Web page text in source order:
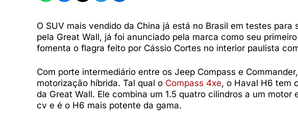
O SUV mais vendido da China já está no Brasil em testes
pela Great Wall, já foi anunciado pela marca como seu
fomenta o flagra feito por Cássio Cortes no interior paulista
Com porte intermediário entre os Jeep Compass e
motorização híbrida. Tal qual o Compass 4xe, o Haval H6 tem
da Great Wall. Ele combina um 1.5 quatro cilindros a um
cv e é o H6 mais potente da gama.